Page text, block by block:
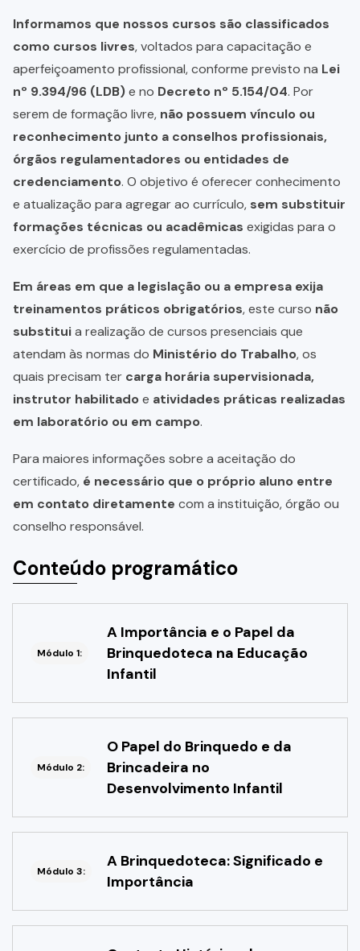
Informamos que nossos cursos são classificados
como cursos livres, voltados para capacitação e
aperfeiçoamento profissional, conforme previsto na Lei
nº 9.394/96 (LDB)e no Decreto nº 5.154/04. Por
serem de formação livre, não possuem vínculo ou
reconhecimento junto a conselhos profissionais,
órgãos regulamentadores ou entidades de
credenciamento. O objetivo é oferecer conhecimento
e atualização para agregar ao currículo, sem substituir
formações técnicas ou acadêmicas exigidas para o
exercício de profissões regulamentadas.
Em áreas em que a legislação ou a empresa exija
treinamentos práticos obrigatórios, este curso não
substituia realização de cursos presenciais que
atendam às normas do Ministério do Trabalho, os
quais precisam ter carga horária supervisionada,
instrutor habilitadoe atividades práticas realizadas
em laboratório ou em campo.
Para maiores informações sobre a aceitação do
certificado, é necessário que o próprio aluno entre
em contato diretamente com a instituição, órgão ou
conselho responsável.
Conteúdo programático
Módulo 1:
A Importância e o Papel da
Brinquedoteca na Educação
Infantil
Módulo 2:
O Papel do Brinquedo e da
Brincadeira no
Desenvolvimento Infantil
Módulo 3:
A Brinquedoteca: Significado e
Importância